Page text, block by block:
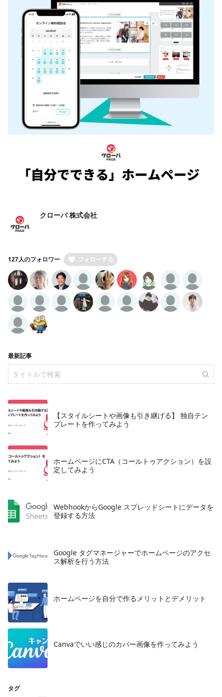
クローバ 株式会社
127人のフォロワー フォローする
最新記事
【スタイルシートや画像も引き継げる】 独自テン
プレートを作ってみよう
ホームページにCTA（コールトゥアクション）を設
定してみよう
WebhookからGoogle スプレッドシートにデータを
登録する方法
Google タグマネージャーでホームページのアクセ
ス解析を行う方法
ホームページを自分で作るメリットとデメリット
​Canvaでいい感じのカバー画像を作ってみよう
タグ